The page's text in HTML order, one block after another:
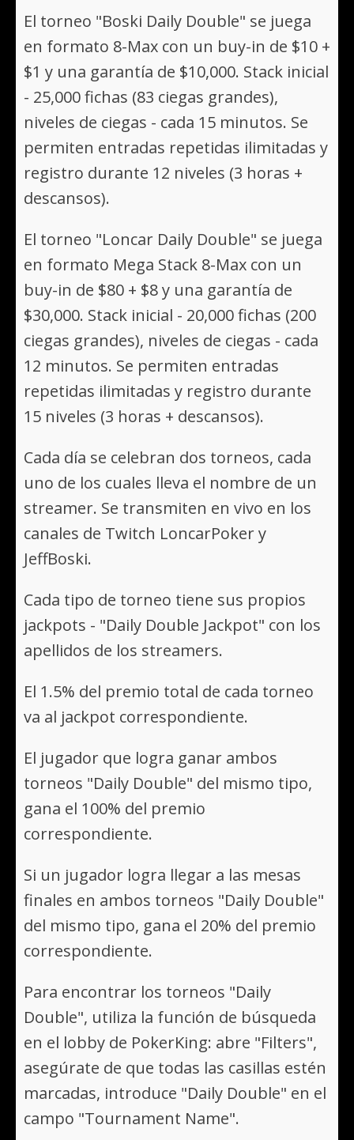
El torneo "Boski Daily Double" se juega
en formato 8-Max con un buy-in de $10 +
$1 y una garantía de $10,000. Stack inicial
- 25,000 fichas (83 ciegas grandes),
niveles de ciegas - cada 15 minutos. Se
permiten entradas repetidas ilimitadas y
registro durante 12 niveles (3 horas +
descansos).
El torneo "Loncar Daily Double" se juega
en formato Mega Stack 8-Max con un
buy-in de $80 + $8 y una garantía de
$30,000. Stack inicial - 20,000 fichas (200
ciegas grandes), niveles de ciegas - cada
12 minutos. Se permiten entradas
repetidas ilimitadas y registro durante
15 niveles (3 horas + descansos).
Cada día se celebran dos torneos, cada
uno de los cuales lleva el nombre de un
streamer. Se transmiten en vivo en los
canales de Twitch LoncarPoker y
JeffBoski.
Cada tipo de torneo tiene sus propios
jackpots - "Daily Double Jackpot" con los
apellidos de los streamers.
El 1.5% del premio total de cada torneo
va al jackpot correspondiente.
El jugador que logra ganar ambos
torneos "Daily Double" del mismo tipo,
gana el 100% del premio
correspondiente.
Si un jugador logra llegar a las mesas
finales en ambos torneos "Daily Double"
del mismo tipo, gana el 20% del premio
correspondiente.
Para encontrar los torneos "Daily
Double", utiliza la función de búsqueda
en el lobby de PokerKing: abre "Filters",
asegúrate de que todas las casillas estén
marcadas, introduce "Daily Double" en el
campo "Tournament Name".